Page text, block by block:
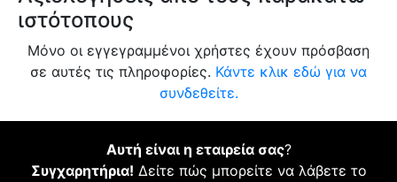
ιστότοπους
Μόνο οι εγγεγραμμένοι χρήστες έχουν πρόσβαση
σε αυτές τις πληροφορίες. Κάντε κλικ εδώ για να
συνδεθείτε.
Αυτή είναι η εταιρεία σας?
Συγχαρητήρια! Δείτε πώς μπορείτε να λάβετε το